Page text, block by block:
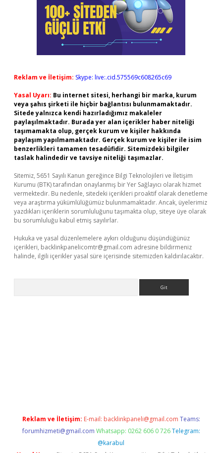
Reklam ve İletişim: Skype: live:.cid.575569c608265c69
Yasal Uyarı: Bu internet sitesi, herhangi bir marka, kurum
veya şahıs şirketi ile hiçbir bağlantısı bulunmamaktadır.
Sitede yalnızca kendi hazırladığımız makaleler
paylaşılmaktadır. Burada yer alan içerikler haber niteliği
taşımamakta olup, gerçek kurum ve kişiler hakkında
paylaşım yapılmamaktadır. Gerçek kurum ve kişiler ile isim
benzerlikleri tamamen tesadüfidir. Sitemizdeki bilgiler
taslak halindedir ve tavsiye niteliği taşımazlar.
Sitemiz, 5651 Sayılı Kanun gereğince Bilgi Teknolojileri ve İletişim
Kurumu (BTK) tarafından onaylanmış bir Yer Sağlayıcı olarak hizmet
vermektedir. Bu nedenle, sitedeki içerikleri proaktif olarak denetleme
veya araştırma yükümlülüğümüz bulunmamaktadır. Ancak, üyelerimiz
yazdıkları içeriklerin sorumluluğunu taşımakta olup, siteye üye olarak
bu sorumluluğu kabul etmiş sayılırlar.
Hukuka ve yasal düzenlemelere aykırı olduğunu düşündüğünüz
içerikleri, backlinkpanelicomtr@gmail.com adresine bildirmeniz
halinde, ilgili içerikler yasal süre içerisinde sitemizden kaldırılacaktır.
Reklam ve İletişim: E-mail: backlinkpaneli@gmail.com Teams:
forumhizmeti@gmail.com Whatsapp: 0262 606 0 726 Telegram:
@karabul